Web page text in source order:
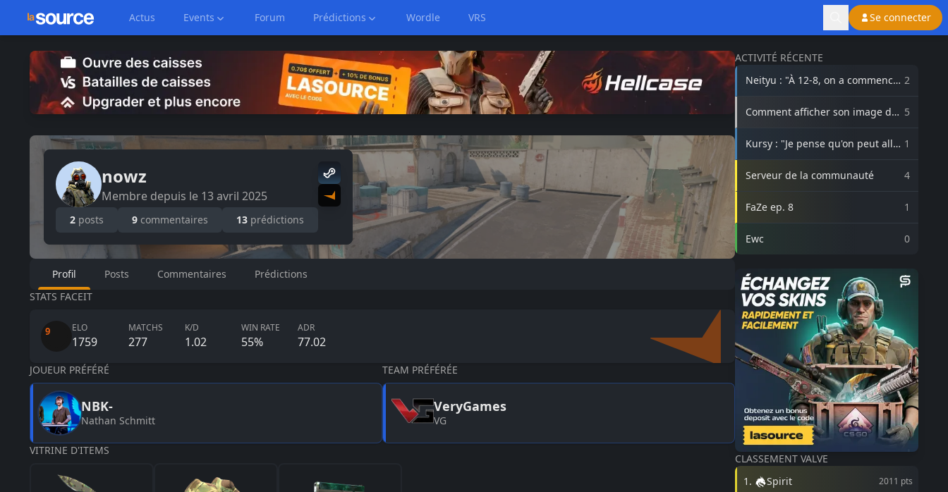
Actus Events Forum Prédictions Wordle VRS Se connecter
nowz
Membre depuis le 13 avril 2025
2 posts 9 commentaires 13 prédictions
Profil Posts Commentaires
Prédictions
STATS FACEIT
9 ELO
1759
MATCHS
277
K/D
1.02
WIN RATE
55%
ADR
77.02
JOUEUR PRÉFÉRÉ
NBK-
Nathan Schmitt
TEAM PRÉFÉRÉE
VeryGames
VG
VITRINE D'ITEMS
ACTIVITÉ RÉCENTE
Neityu : "À 12-8, on a commencé 2
Comment afficher son image de
5
Kursy : "Je pense qu'on peut aller
3DMAX"
1
Serveur de la communauté 4
FaZe ep. 8 1
Ewc 0
CLASSEMENT VALVE
1 . Spirit 2011 pts